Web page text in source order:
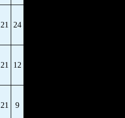
21 24
21 12
21 9